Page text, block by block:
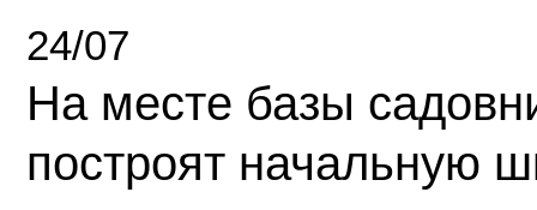
24/07
На месте базы
построят начальную